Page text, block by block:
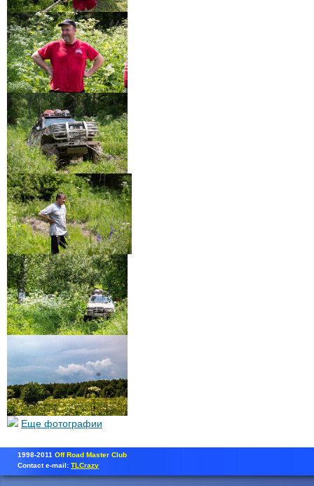
Еще фотографии
1998-2011 Off Road Master Club
Contact e-mail: TLCrazy